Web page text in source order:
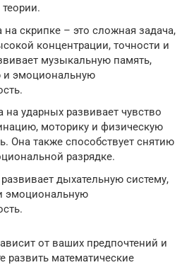
на скрипке – это сложная задача,
концентрации, точности и
музыкальную память,
и эмоциональную
на ударных развивает чувство
моторику и физическую
Она также способствует снятию
разрядке.
дыхательную систему,
эмоциональную
от ваших предпочтений и
развить математические